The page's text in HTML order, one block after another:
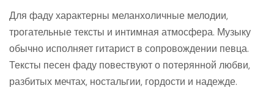
Для фаду характерны меланхоличные мелодии,
трогательные тексты и интимная атмосфера. Музыку
обычно исполняет гитарист в сопровождении певца.
Тексты песен фаду повествуют о потерянной любви,
разбитых мечтах, ностальгии, гордости и надежде.